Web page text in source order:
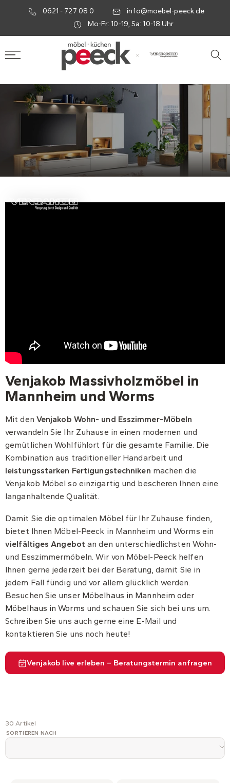
0621 - 727 08 0
info@moebel-peeck.de
Mo-Fr: 10-19, Sa: 10-18 Uhr
×
Venjakob Massivholzmöbel in
Mannheim und Worms
Mit den Venjakob Wohn- und Esszimmer-Möbeln
verwandeln Sie Ihr Zuhause in einen modernen und
gemütlichen Wohlfühlort für die gesamte Familie. Die
Kombination aus traditioneller Handarbeit und
leistungsstarken Fertigungstechniken machen die
Venjakob Möbel so einzigartig und bescheren Ihnen eine
langanhaltende Qualität.
Damit Sie die optimalen Möbel für Ihr Zuhause finden,
bietet Ihnen Möbel-Peeck in Mannheim und Worms ein
vielfältiges Angebotan den unterschiedlichsten Wohn-
und Esszimmermöbeln. Wir von Möbel-Peeck helfen
Ihnen gerne jederzeit bei der Beratung, damit Sie in
jedem Fall fündig und vor allem glücklich werden.
Besuchen Sie unser Möbelhaus in Mannheim oder
Möbelhaus in Worms und schauen Sie sich bei uns um.
Schreiben Sie uns auch gerne eine E-Mail und
kontaktieren Sie uns noch heute!
Venjakob live erleben – Beratungstermin anfragen
30 Artikel
SORTIEREN NACH